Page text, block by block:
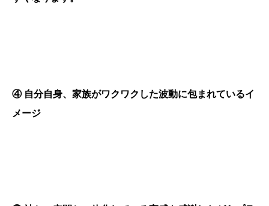
④ 自分自身、家族がワクワクした波動に包まれているイ
メージ